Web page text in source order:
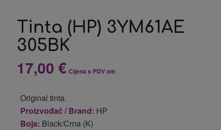
Tinta (HP) 3YM61AE
305BK
17,00 € Cijena s PDV om
Original tinta.
Proizvođač / Brand: HP
Boja: Black/Crna (K)